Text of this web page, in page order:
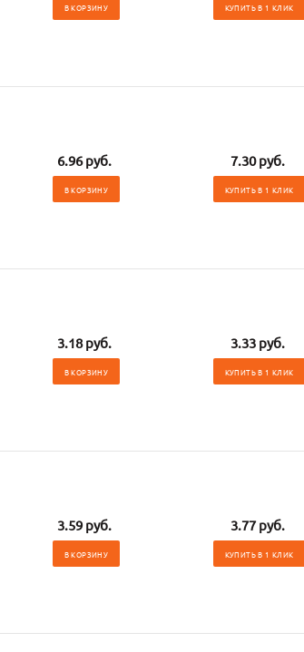
В КОРЗИНУ КУПИТЬ В 1 КЛИК
6.96 руб.
В КОРЗИНУ
7.30 руб.
КУПИТЬ В 1 КЛИК
3.18 руб.
В КОРЗИНУ
3.33 руб.
КУПИТЬ В 1 КЛИК
3.59 руб.
В КОРЗИНУ
3.77 руб.
КУПИТЬ В 1 КЛИК